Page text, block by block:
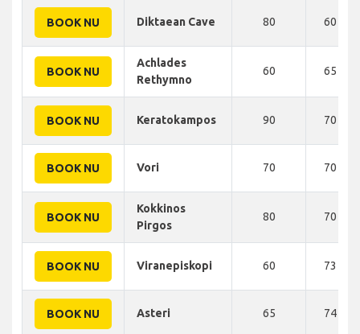
BOOK NU Diktaean Cave 80 60 KM
BOOK NU
Achlades
Rethymno
60 65 KM
BOOK NU Keratokampos 90 70 KM
BOOK NU Vori 70 70 KM
BOOK NU
Kokkinos
Pirgos
80 70 KM
BOOK NU Viranepiskopi 60 73 KM
BOOK NU Asteri 65 74 KM